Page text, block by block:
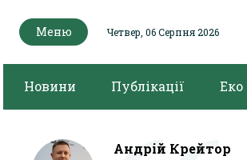
Меню Четвер, 06 Серпня 2026
Новини Публікації Еко
Андрій Крейтор